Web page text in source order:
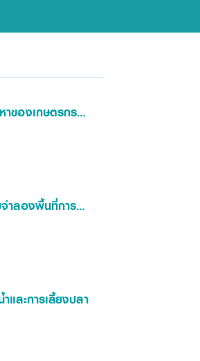
ของเกษตรกร
าลองพื้นที่การทํา
ำและการเลี้ยงปลา